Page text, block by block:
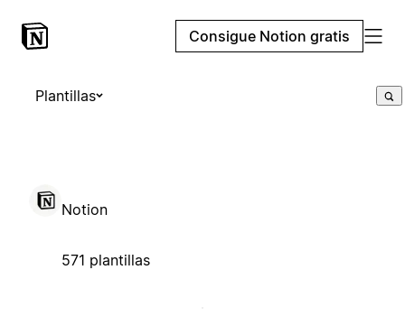
Consigue Notion gratis
Plantillas
Notion
571 plantillas